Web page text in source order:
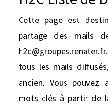
r
Cette page est
partage des mails
tous les mails
ancien. Vous pouvez
mots clés à partir de